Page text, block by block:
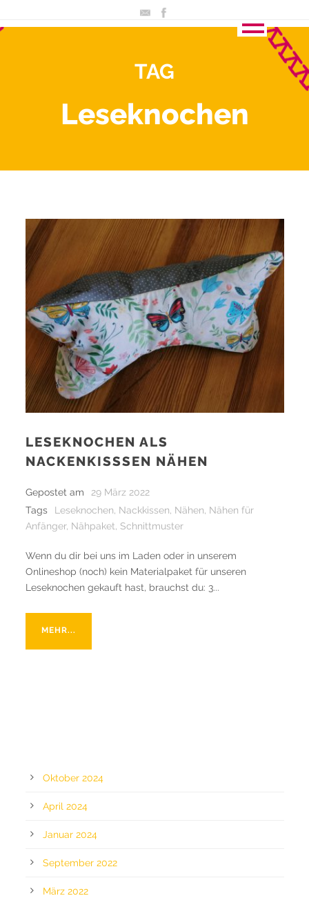
TAG
Leseknochen
LESEKNOCHEN ALS
NACKENKISSSEN NÄHEN
Gepostet am
29 März 2022
Tags
Leseknochen, Nackkissen, Nähen, Nähen für
Anfänger, Nähpaket, Schnittmuster
Wenn du dir bei uns im Laden oder in unserem
Onlineshop (noch) kein Materialpaket für unseren
Leseknochen gekauft hast, brauchst du: 3...
MEHR...
Oktober 2024
April 2024
Januar 2024
September 2022
März 2022